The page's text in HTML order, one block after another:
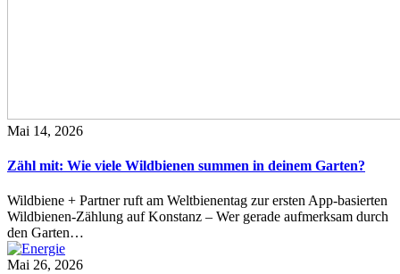
Mai 14, 2026
Zähl mit: Wie viele Wildbienen summen in deinem Garten?
Wildbiene + Partner ruft am Weltbienentag zur ersten App-basierten
Wildbienen-Zählung auf Konstanz – Wer gerade aufmerksam durch
den Garten…
Mai 26, 2026